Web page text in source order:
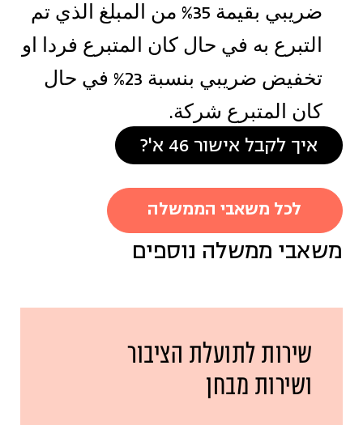
ضريبي بقيمة 35% من المبلغ الذي تم
التبرع به في حال كان المتبرع فردا او
تخفيض ضريبي بنسبة 23% في حال
كان المتبرع شركة.
איך לקבל אישור 46 א'?
לכל משאבי הממשלה
משאבי ממשלה נוספים
שירות לתועלת הציבור
ושירות מבחן